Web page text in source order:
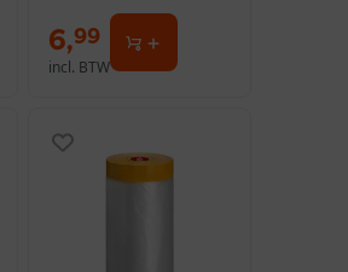
6,99
incl. BTW